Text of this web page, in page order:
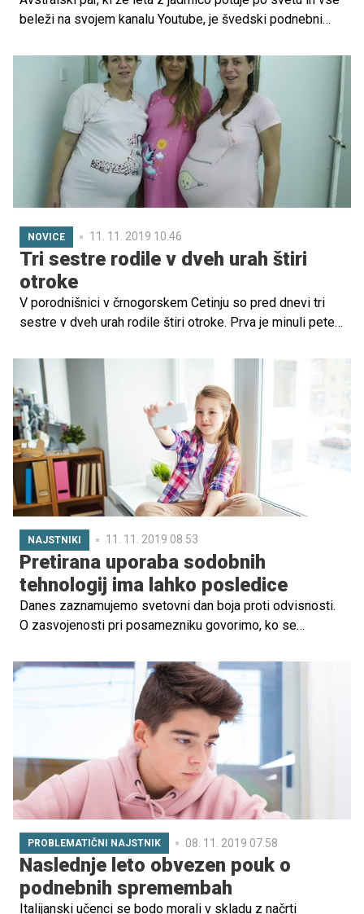
beleži na svojem kanalu Youtube, je švedski podnebni
prečkanju Atlantskega oceana. Skupina se bo na dolgo
pomorsko pot iz ZDA odpravila danes, poroča nemška
tiskovna agencija dpa.
NOVICE 11. 11. 2019 10.46
Tri sestre rodile v dveh urah štiri
otroke
V porodnišnici v črnogorskem Cetinju so pred dnevi tri
sestre v dveh urah rodile štiri otroke. Prva je minuli petek
Stefano, za njo je njena sestra dvojčica Jasna rodila
dvojčka Uroša in Anjo, serijo pa je ob 11. uri sklenila
Jelena, ki je na svet prinesla Darijo.
NAJSTNIKI 11. 11. 2019 08.53
Pretirana uporaba sodobnih
tehnologij ima lahko posledice
Danes zaznamujemo svetovni dan boja proti odvisnosti.
O zasvojenosti pri posamezniku govorimo, ko se
in postane središče razmišljanja in dogajanja v njegovem
življenju, pojasnjujejo na Nacionalnem inštitutu za javno
zdravje (NIJZ).
PROBLEMATIČNI NAJSTNIK 08. 11. 2019 07.58
Naslednje leto obvezen pouk o
podnebnih spremembah
Italijanski učenci se bodo morali v skladu z načrti